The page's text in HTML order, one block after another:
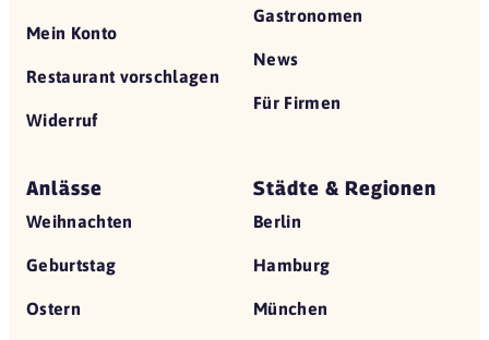
Mein Konto
Restaurant vorschlagen
Widerruf
Gastronomen
News
Für Firmen
Anlässe
Weihnachten
Geburtstag
Ostern
Städte & Regionen
Berlin
Hamburg
München